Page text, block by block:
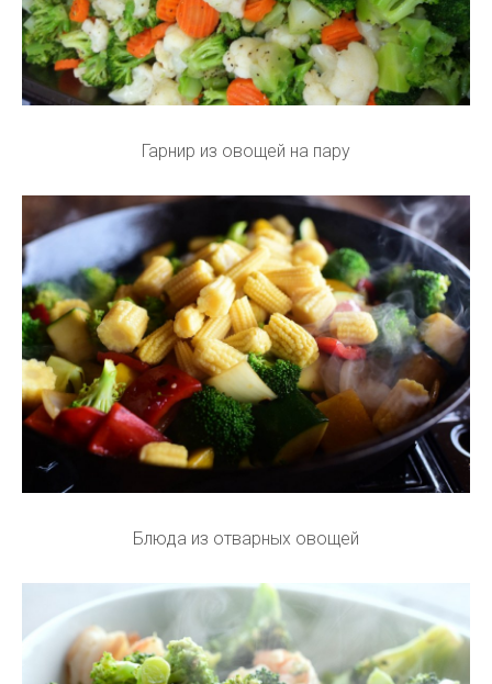
Гарнир из овощей на пару
Блюда из отварных овощей